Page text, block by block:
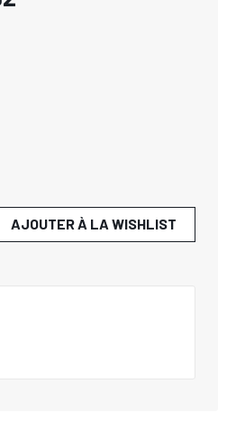
AJOUTER À LA WISHLIST